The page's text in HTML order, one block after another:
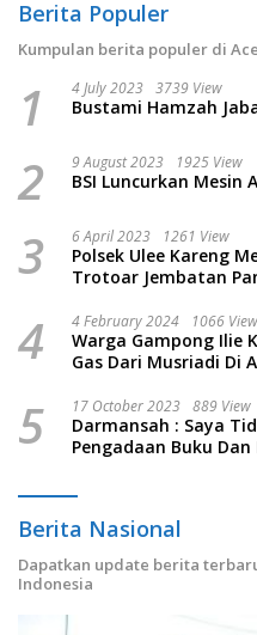
Berita Populer
Kumpulan berita populer di
1 4 July 2023 3739 View
Bustami Hamzah
2 9 August 2023 1925 View
BSI Luncurkan Mesin
3 6 April 2023 1261 View
Polsek Ulee Kareng
Trotoar Jembatan
4 4 February 2024 1066 View
Warga Gampong Ilie
Gas Dari Musriadi Di
5 17 October 2023 889 View
Darmansah : Saya
Pengadaan Buku Dan
Berita Nasional
Dapatkan update berita
Indonesia